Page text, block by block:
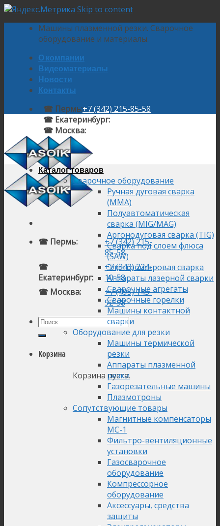
Skip to content
Машины плазменной резки. Сварочное
оборудование и материалы.
О компании
Видеоматериалы
Новости
Контакты
☎ Пермь:+7 (342) 215-85-58
☎ Екатеринбург:
☎ Москва:
☎ Пермь:
+7 (342) 215-
85-58
☎
Екатеринбург:
+7 (343) 224-
10-58
☎ Москва:
+7 (495) 145-
92-58
Корзина
Корзина пуста.
Каталог товаров
Сварочное оборудование
Ручная дуговая сварка
(MMA)
Полуавтоматическая
сварка (MIG/MAG)
Аргонодуговая сварка (TIG)
Сварка под слоем флюса
(SAW)
Электроискровая сварка
Аппараты лазерной сварки
Сварочные агрегаты
Сварочные горелки
Машины контактной
сварки
Оборудование для резки
Машины термической
резки
Аппараты плазменной
резки
Газорезательные машины
Плазмотроны
Сопутствующие товары
Магнитные компенсаторы
МС-1
Фильтро-вентиляционные
установки
Газосварочное
оборудование
Компрессорное
оборудование
Аксессуары, средства
защиты